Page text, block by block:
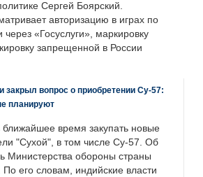
Сергей Боярский.
авторизацию в играх по
«Госуслуги», маркировку
запрещенной в России
закрыл вопрос о приобретении Су-57:
планируют
время закупать новые
"Сухой", в том числе Су-57. Об
Министерства обороны страны
его словам, индийские власти